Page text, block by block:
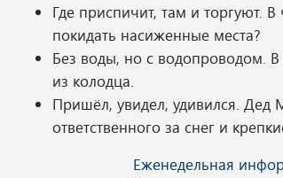
Где приспичит, там и торгуют.
покидать насиженные места?
Без воды, но с водопроводом.
из колодца.
Пришёл, увидел, удивился. Дед
ответственного за снег и